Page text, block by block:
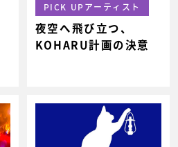
PICK UPアーティスト
夜空へ飛び立つ、
KOHARU計画の決意